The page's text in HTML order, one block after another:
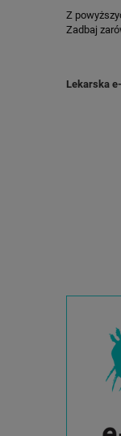
Z
Zadbaj
Lekarska